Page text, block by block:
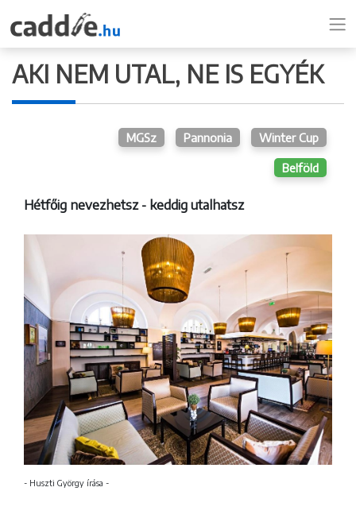
AKI NEM UTAL, NE IS EGYÉK
Winter Cup
Pannonia
MGSz
Belföld
Hétfőig nevezhetsz - keddig utalhatsz
- Huszti György írása -